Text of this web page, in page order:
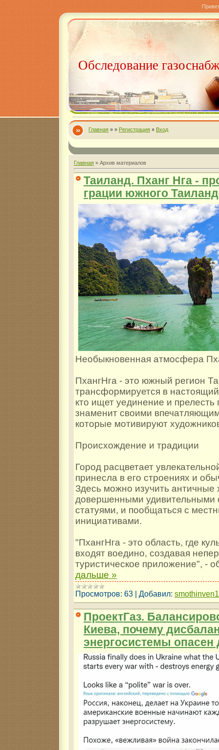
Обследование
Главная » » Регистрация » Вход
Главная » Архив материалов
Таиланд. Пханг Нга -
грации южного
Необыкновенная атмосфера
ПхангНга - это южный регион
трансформируется в настоящий
кто ищет уединение и
знаменит своими
которые мотивируют
Происхождение и традиции
Город расцветает
принесла в его строениях и
Здесь можно изучить античные
довершенными удивительными
статуями, и пообщаться с
инициативами.
"ПхангНга - это область, где
входят воедино, создавая
туристическое приложение", -
дальше »
Просмотров: 63 | Добавил:
ПроектГаз.
Киева, почему
энергосистемы опасен